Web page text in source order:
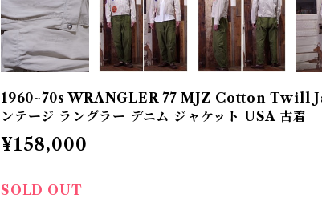
1960~70s WRANGLER 77 MJZ Cotton Twill
ンテージ ラングラー デニム ジャケット USA 古着
¥158,000
SOLD OUT